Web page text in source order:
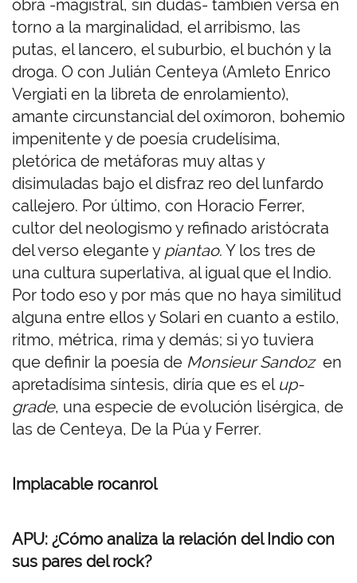
obra -magistral, sin dudas- también versa en
torno a la marginalidad, el arribismo, las
putas, el lancero, el suburbio, el buchón y la
droga. O con Julián Centeya (Amleto Enrico
Vergiati en la libreta de enrolamiento),
amante circunstancial del oxímoron, bohemio
impenitente y de poesía crudelísima,
pletórica de metáforas muy altas y
disimuladas bajo el disfraz reo del lunfardo
callejero. Por último, con Horacio Ferrer,
cultor del neologismo y refinado aristócrata
del verso elegante y piantao. Y los tres de
una cultura superlativa, al igual que el Indio.
Por todo eso y por más que no haya similitud
alguna entre ellos y Solari en cuanto a estilo,
ritmo, métrica, rima y demás; si yo tuviera
que definir la poesía de Monsieur Sandozen
apretadísima síntesis, diría que es el up-
grade, una especie de evolución lisérgica, de
las de Centeya, De la Púa y Ferrer.
Implacable rocanrol
APU: ¿Cómo analiza la relación del Indio con
sus pares del rock?